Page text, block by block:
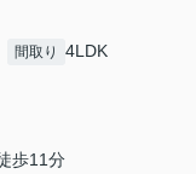
間取り 4LDK
歩11分